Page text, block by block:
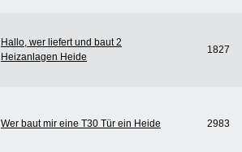
Hallo, wer liefert und baut 2
Heizanlagen Heide
1827
Wer baut mir eine T30 Tür ein Heide 2983